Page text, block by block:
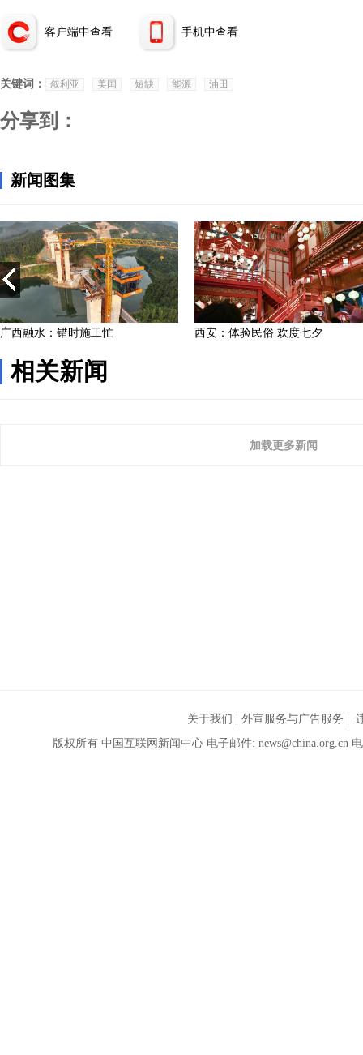
客户端中查看 手机中查看
关键词： 叙利亚 美国 短缺 能源 油田
分享到：
相关新闻
加载更多新闻
关于我们 外宣服务与广告服务 |
版权所有 中国互联网新闻中心 电子邮件: news@china.org.cn